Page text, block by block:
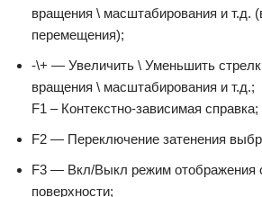
вращения \ масштабирования и т.д.
перемещения);
-\+ — Увеличить \ Уменьшить
вращения \ масштабирования и т.д.;
F1 – Контекстно-зависимая справка;
F2 — Переключение затенения
F3 — Вкл/Выкл режим отображения
поверхности;